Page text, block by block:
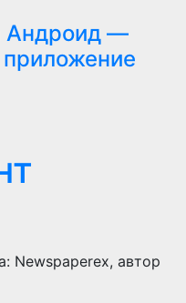
Андроид —
Newspaperex, автор